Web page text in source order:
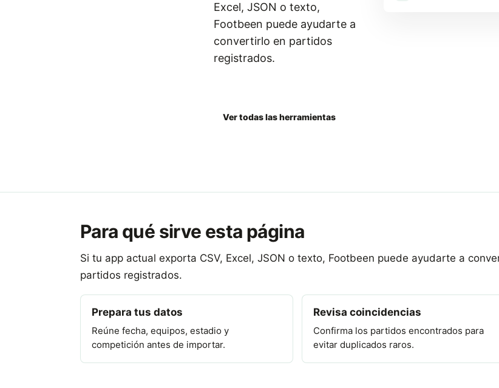
Excel, JSON o texto,
Footbeen puede ayudarte a
convertirlo en partidos
registrados.
Ver todas las herramientas
Para qué sirve esta página
Si tu app actual exporta CSV, Excel, JSON o texto, Footbeen puede ayudarte a
partidos registrados.
Prepara tus datos
Reúne fecha, equipos, estadio y
competición antes de importar.
Revisa coincidencias
Confirma los partidos encontrados para
evitar duplicados raros.